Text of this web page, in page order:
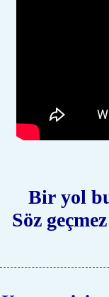
Bir yol
Söz